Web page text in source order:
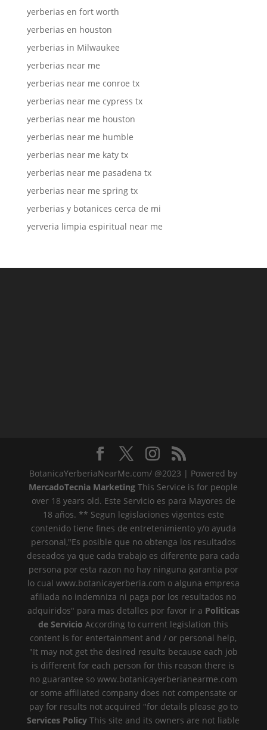
yerberias en fort worth
yerberias en houston
yerberias in Milwaukee
yerberias near me
yerberias near me conroe tx
yerberias near me cypress tx
yerberias near me houston
yerberias near me humble
yerberias near me katy tx
yerberias near me pasadena tx
yerberias near me spring tx
yerberias y botanices cerca de mi
yerveria limpia espiritual near me
BotanicaYerberiaNearMe.com/ @2023 | Powered by
MercadoTecnia MarketingThis Service is for people
over 18 years old. Este Servicio es para Mayores de
18 años. ** Segun legislaciones vigentes este
contenido tiene fines de entretenimiento y/o ayuda
personal,"Es posible que no obtenga los resultados
deseados ya que cada trabajo es diferente para cada
persona por esta razon no hay ninguna garantia por
lo cual www.botanicayerberia.com o alguna empresa
afiliada no indemniza ni paga por los resultados no
adquiridos" para mas detalles por favor ir a Politicas
de Servicio According to current legislation this
content is for entertainment and / or personal help,
"It may not get the desired results because each job
is different for each person for this reason there is
no guarantee so www.botanicayerberianearme.com
or some affiliated company does not compensate or
pay for results not acquired "for details please go to
Services Policy This site and its owners are not liable